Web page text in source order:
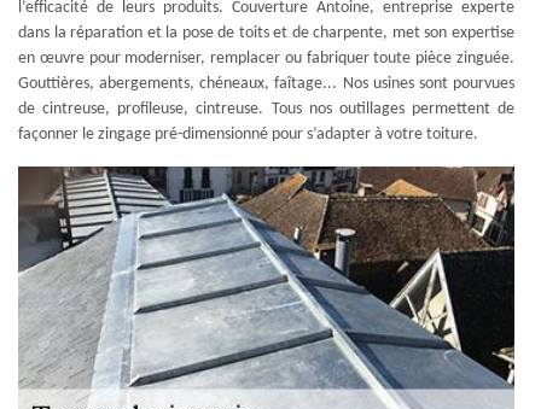
l’efficacité de leurs produits. Couverture Antoine, entreprise experte
dans la réparation et la pose de toits et de charpente, met son expertise
en œuvre pour moderniser, remplacer ou fabriquer toute pièce zinguée.
Gouttières, abergements, chéneaux, faîtage... Nos usines sont pourvues
de cintreuse, profileuse, cintreuse. Tous nos outillages permettent de
façonner le zingage pré-dimensionné pour s’adapter à votre toiture.